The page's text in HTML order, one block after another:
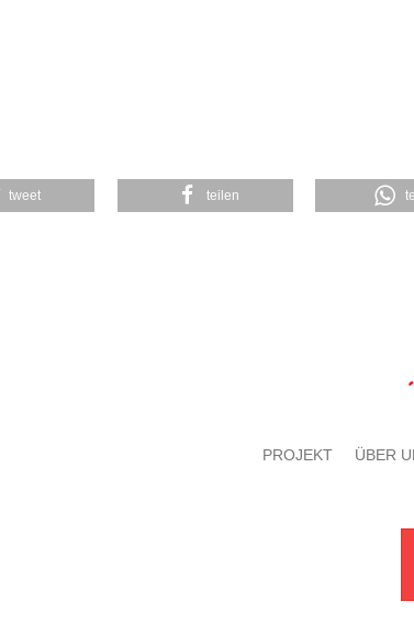
tweet teilen
PROJEKT ÜBER